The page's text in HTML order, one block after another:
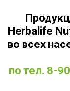
Herbalife
во всех
по тел. 8-